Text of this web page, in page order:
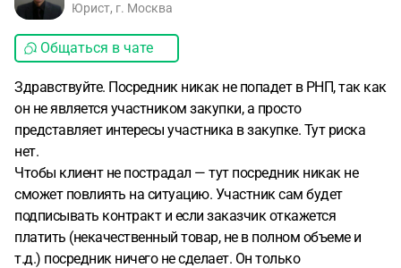
Юрист, г. Москва
Общаться в чате
Здравствуйте. Посредник никак не попадет в РНП, так как
он не является участником закупки, а просто
представляет интересы участника в закупке. Тут риска
нет.
Чтобы клиент не пострадал — тут посредник никак не
сможет повлиять на ситуацию. Участник сам будет
подписывать контракт и если заказчик откажется
платить (некачественный товар, не в полном объеме и
т.д.) посредник ничего не сделает. Он только